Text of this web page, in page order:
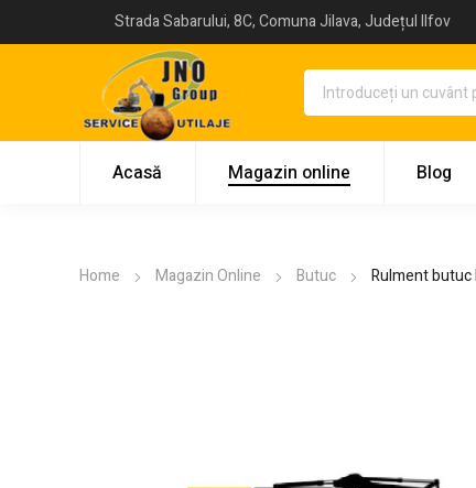
Strada Sabarului, 8C, Comuna Jilava, Județul Ilfov
Acasă Magazin online Blog
Home Magazin Online Butuc Rulment butuc